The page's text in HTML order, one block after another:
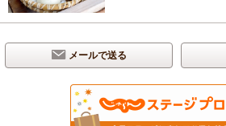
メールで送る